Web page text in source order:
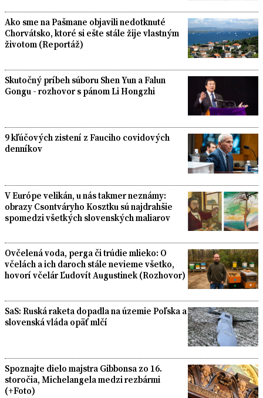
Ako sme na Pašmane objavili nedotknuté
Chorvátsko, ktoré si ešte stále žije vlastným
životom (Reportáž)
Skutočný príbeh súboru Shen Yun a Falun
Gongu - rozhovor s pánom Li Hongzhi
9 kľúčových zistení z Fauciho covidových
denníkov
V Európe velikán, u nás takmer neznámy:
obrazy Csontváryho Kosztku sú najdrahšie
spomedzi všetkých slovenských maliarov
Ovčelená voda, perga či trúdie mlieko: O
včelách a ich daroch stále nevieme všetko,
hovorí včelár Ľudovít Augustinek (Rozhovor)
SaS: Ruská raketa dopadla na územie Poľska a
slovenská vláda opäť mlčí
Spoznajte dielo majstra Gibbonsa zo 16.
storočia, Michelangela medzi rezbármi
(+Foto)